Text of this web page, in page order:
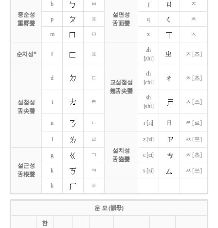
중순성
重脣聲
b
ㅂ
설면성
舌面聲
j ㅈ
p ㅍ q ㅊ
m ㅁ x ㅅ
순치성* f ㅍ
교설첨성
翹舌尖聲
zh
[zhi]
ㅈ [즈]
설첨성
舌尖聲
d ㄷ
ch
[chi]
ㅊ [츠]
t ㅌ
sh
[shi]
ㅅ [스]
n ㄴ r [ri] ㄖ ㄹ [르]
l
ㄹ
설치성
舌齒聲
z [zi] ㅉ [쯔]
설근성
舌根聲
g ㄱ c [ci] ㅊ [츠]
k ㅋ s [si] ㅆ [쓰]
h ㅎ
운 모 (韻母)
한